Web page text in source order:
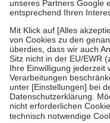
Um das Engagement der
stärken und die
fallenkeine Zuzahlungen
• Kindern und
mit Ausnahme der
• Untersuchungen zur
GKV getragen werden
• empfohlenen
• Harn- und